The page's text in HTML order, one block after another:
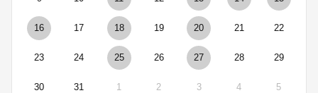
16 17 18 19 20 21 22
23 24 25 26 27 28 29
30 31 1 2 3 4 5